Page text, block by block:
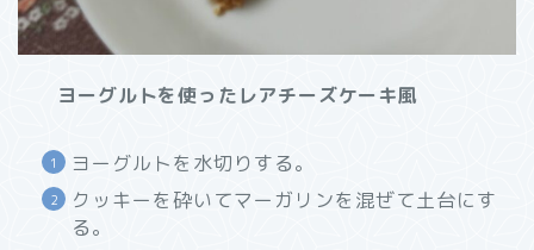
ヨーグルトを使ったレアチーズケーキ風
ヨーグルトを水切りする。
クッキーを砕いてマーガリンを混ぜて土台にす
る。